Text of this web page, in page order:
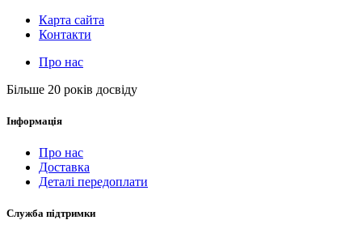
Карта сайта
Контакти
Про нас
Більше 20 років досвіду
Інформація
Про нас
Доставка
Деталі передоплати
Служба підтримки